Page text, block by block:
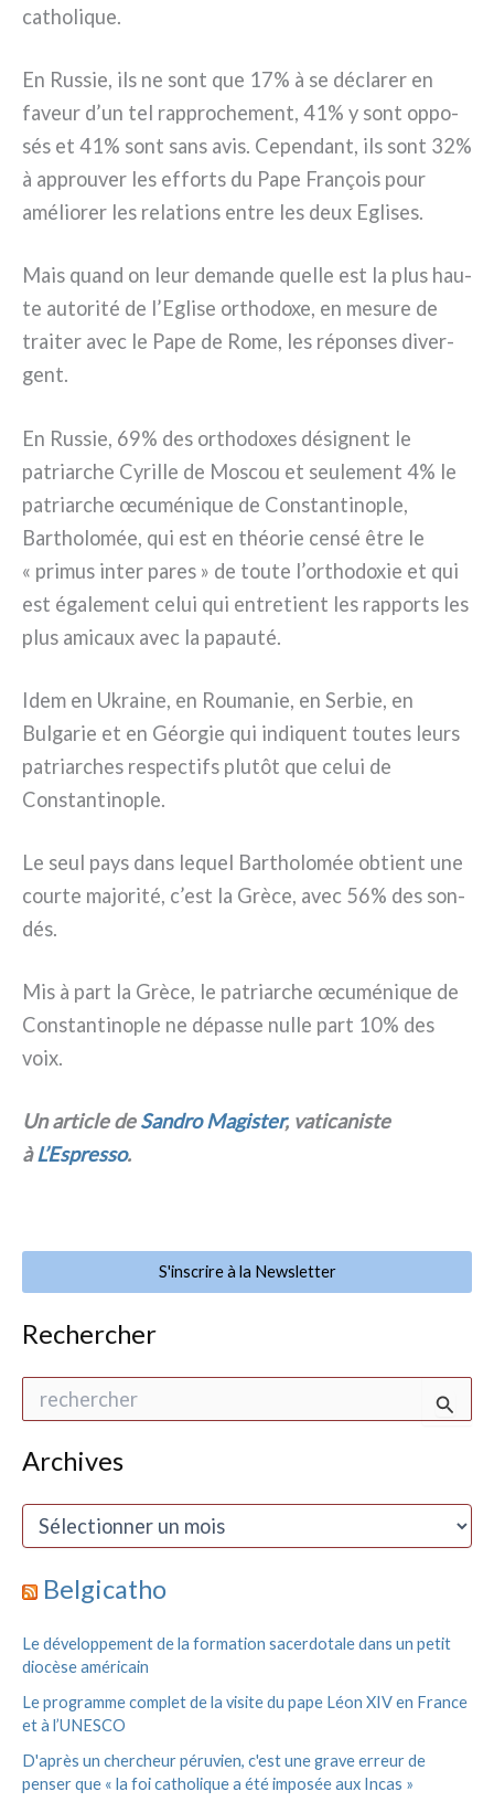
catho­li­que.
En Russie, ils ne sont que 17% à se décla­rer en
faveur d’un tel rap­pro­che­ment, 41% y sont oppo­
sés et 41% sont sans avis. Cependant, ils sont 32%
à approu­ver les efforts du Pape François pour
amé­lio­rer les rela­tions entre les deux Eglises.
Mais quand on leur deman­de quel­le est la plus hau­
te auto­ri­té de l’Eglise ortho­do­xe, en mesu­re de
trai­ter avec le Pape de Rome, les répon­ses diver­
gent.
En Russie, 69% des ortho­do­xes dési­gnent le
patriar­che Cyrille de Moscou et seu­le­ment 4% le
patriar­che œcu­mé­ni­que de Constantinople,
Bartholomée, qui est en théo­rie cen­sé être le
« pri­mus inter pares » de tou­te l’orthodoxie et qui
est éga­le­ment celui qui entre­tient les rap­ports les
plus ami­caux avec la papau­té.
Idem en Ukraine, en Roumanie, en Serbie, en
Bulgarie et en Géorgie qui indi­quent tou­tes leurs
patriar­ches respec­tifs plu­tôt que celui de
Constantinople.
Le seul pays dans lequel Bartholomée obtient une
cour­te majo­ri­té, c’est la Grèce, avec 56% des son­
dés.
Mis à part la Grèce, le patriar­che œcu­mé­ni­que de
Constantinople ne dépas­se nul­le part 10% des
voix.
Un arti­cle deSandro Magister, vati­ca­ni­ste
àL’Espresso.
S'inscrire à la Newsletter
Rechercher
h
e
h
r
Archives
A
i
e
s
Belgicatho
Le développement de la formation sacerdotale dans un petit
diocèse américain
Le programme complet de la visite du pape Léon XIV en France
et à l’UNESCO
D'après un chercheur péruvien, c'est une grave erreur de
penser que « la foi catholique a été imposée aux Incas »